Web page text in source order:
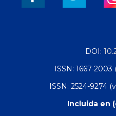
DOI:
ISSN: 1667-
ISSN: 2524-9274
Incluida en